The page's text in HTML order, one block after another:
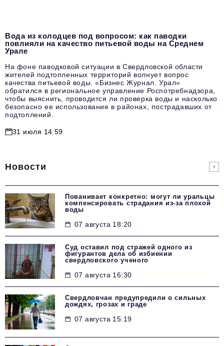
Вода из колодцев под вопросом: как паводки
повлияли на качество питьевой воды на Среднем
Урале
На фоне паводковой ситуации в Свердловской области
жителей подтопленных территорий волнует вопрос
качества питьевой воды. «Бизнес Журнал. Урал»
обратился в региональное управление Роспотребнадзора,
чтобы выяснить, проводится ли проверка воды и насколько
безопасно ее использование в районах, пострадавших от
подтоплений.
31 июля 14:59
Новости
Пованивает конкретно: могут ли уральцы
компенсировать страдания из-за плохой
воды
07 августа 18:20
Суд оставил под стражей одного из
фигурантов дела об избиении
свердловского ученого
07 августа 16:30
Свердловчан предупредили о сильных
дождях, грозах и граде
07 августа 15:19